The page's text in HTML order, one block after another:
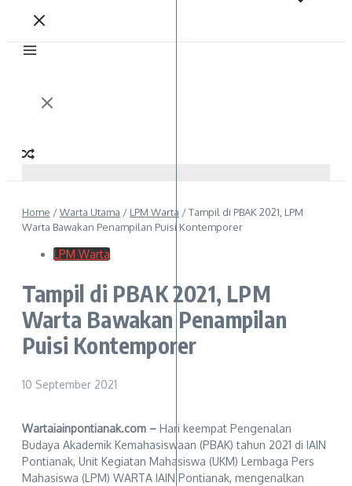
Home /Warta Utama / LPM Warta /Tampil di PBAK 2021, LPM
Warta Bawakan Penampilan Puisi Kontemporer
LPM Warta
Tampil di PBAK 2021, LPM
Warta Bawakan Penampilan
Puisi Kontemporer
10 September 2021
Wartaiainpontianak.com – Hari keempat Pengenalan
Budaya Akademik Kemahasiswaan (PBAK) tahun 2021 di IAIN
Pontianak, Unit Kegiatan Mahasiswa (UKM) Lembaga Pers
Mahasiswa (LPM) WARTA IAIN Pontianak, mengenalkan